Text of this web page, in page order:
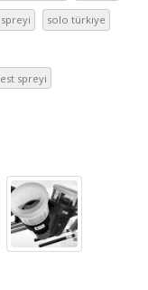
solo türkiye
spreyi